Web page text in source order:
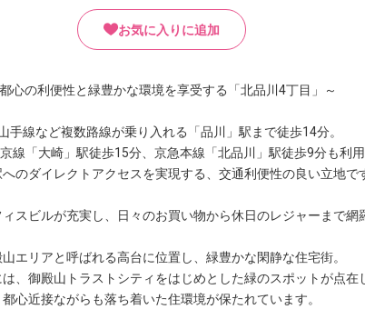
お気に入りに追加
心の利便性と緑豊かな環境を享受する「北品川4丁目」～
手線など複数路線が乗り入れる「品川」駅まで徒歩14分。
線「大崎」駅徒歩15分、京急本線「北品川」駅徒歩9分も利
のダイレクトアクセスを実現する、交通利便性の良い立地で
スビルが充実し、日々のお買い物から休日のレジャーまで
エリアと呼ばれる高台に位置し、緑豊かな閑静な住宅街。
、御殿山トラストシティをはじめとした緑のスポットが点在
都心近接ながらも落ち着いた住環境が保たれています。